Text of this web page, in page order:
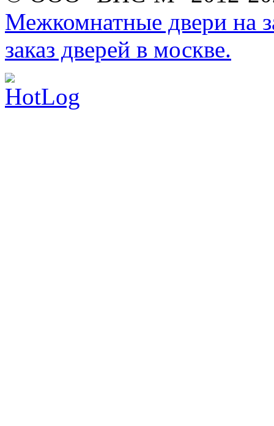
Межкомнатные двери на
заказ дверей в москве.